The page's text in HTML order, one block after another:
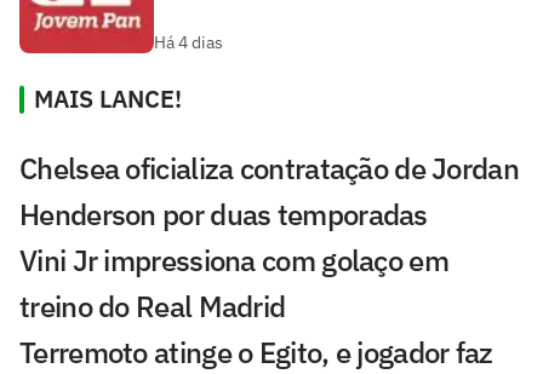
Há 4 dias
MAIS LANCE!
Chelsea oficializa contratação de Jordan
Henderson por duas temporadas
Vini Jr impressiona com golaço em
treino do Real Madrid
Terremoto atinge o Egito, e jogador faz